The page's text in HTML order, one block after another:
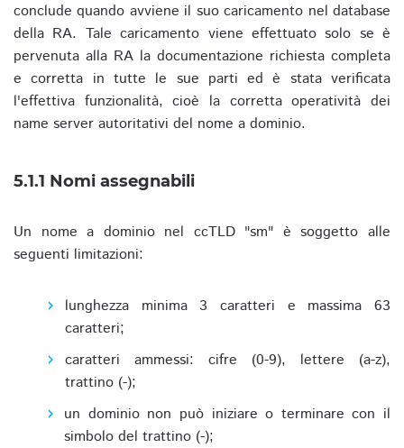
conclude quando avviene il suo caricamento nel database
della RA. Tale caricamento viene effettuato solo se è
pervenuta alla RA la documentazione richiesta completa
e corretta in tutte le sue parti ed è stata verificata
l'effettiva funzionalità, cioè la corretta operatività dei
name server autoritativi del nome a dominio.
5.1.1 Nomi assegnabili
Un nome a dominio nel ccTLD "sm" è soggetto alle
seguenti limitazioni:
lunghezza minima 3 caratteri e massima 63
caratteri;
caratteri ammessi: cifre (0-9), lettere (a-z),
trattino (-);
un dominio non può iniziare o terminare con il
simbolo del trattino (-);